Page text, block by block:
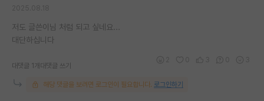
저도 글쓴이님 처럼 되고 싶네요...
대단하십니다
대댓글 1개 대댓글 쓰기
해당 댓글을 보려면 로그인이 필요합니다. 로그인하기